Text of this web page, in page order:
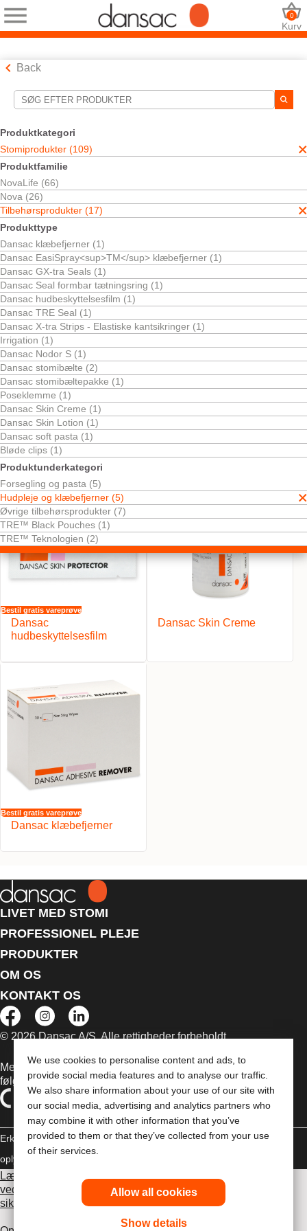
We use cookies to personalise content and ads, to
provide social media features and to analyse our traffic.
We also share information about your use of our site with
our social media, advertising and analytics partners who
may combine it with other information that you’ve
provided to them or that they’ve collected from your use
of their services.
Allow all cookies
Show details
Kurv
0
Back
Produktkategori
Stomiprodukter (109)
Produktfamilie
NovaLife (66)
Nova (26)
Tilbehørsprodukter (17)
Produkttype
Dansac klæbefjerner (1)
Dansac EasiSpray<sup>TM</sup> klæbefjerner (1)
Dansac GX-tra Seals (1)
Dansac Seal formbar tætningsring (1)
Dansac hudbeskyttelsesfilm (1)
Dansac TRE Seal (1)
Dansac X-tra Strips - Elastiske kantsikringer (1)
Irrigation (1)
Dansac Nodor S (1)
Dansac stomibælte (2)
Dansac stomibæltepakke (1)
Poseklemme (1)
Dansac Skin Creme (1)
Dansac Skin Lotion (1)
Dansac soft pasta (1)
Bløde clips (1)
Produktunderkategori
Forsegling og pasta (5)
Hudpleje og klæbefjerner (5)
Øvrige tilbehørsprodukter (7)
TRE™ Black Pouches (1)
TRE™ Teknologien (2)
Søgeværktøjer
Dine valg:
Stomiprodukter
Tilbehørsprodukter
Hudpleje og klæbefjerner
Dit valg matchede5resultater
Sortér efter:
Bestil gratis vareprøve
Dansac Skin Lotion
Dansac EasiSpray™
klæbefjerner
Bestil gratis vareprøve
Dansac
hudbeskyttelsesfilm
Dansac Skin Creme
Bestil gratis vareprøve
Dansac klæbefjerner
LIVET MED STOMI
PROFESSIONEL PLEJE
PRODUKTER
OM OS
KONTAKT OS
© 2026 Dansac A/S. Alle rettigheder forbeholdt.
Medicinsk udstyr, der sælges i EU, er mærket med et af
følgende symboler
Erklæring om copyright Politik til beskyttelse af personlige
oplysninger
Læs venligst brugsvejledningen inden brug for information
vedrørende brug, kontraindikationer, advarsler,
sikkerhedsforanstaltninger og instruktioner.